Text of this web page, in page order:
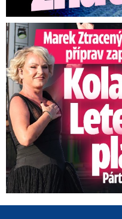
Marek Ztracený na Letné: